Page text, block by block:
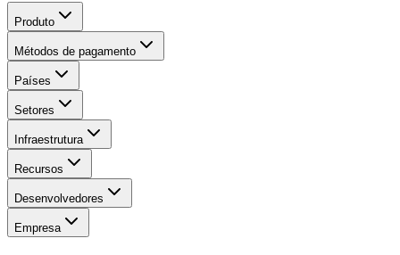
Produto
Métodos de pagamento
Países
Setores
Infraestrutura
Recursos
Desenvolvedores
Empresa